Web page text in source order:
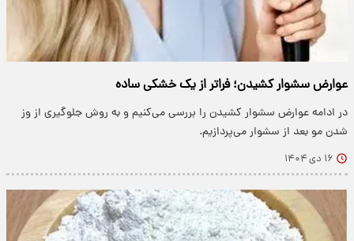
عوارض سشوار کشیدن؛ فراتر از یک خشکی ساده
در ادامه عوارض سشوار کشیدن را بررسی می‌کنیم و به روش جلوگیری از وز
شدن مو بعد از سشوار می‌پردازیم.
۱۶ دی ۱۴۰۴